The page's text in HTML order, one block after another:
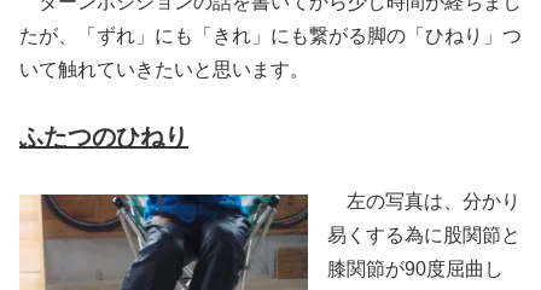
たが、「ずれ」にも「きれ」にも繋がる脚の「ひねり」つ
いて触れていきたいと思います。
ふたつのひねり
左の写真は、分かり
易くする為に股関節と
膝関節が90度屈曲し